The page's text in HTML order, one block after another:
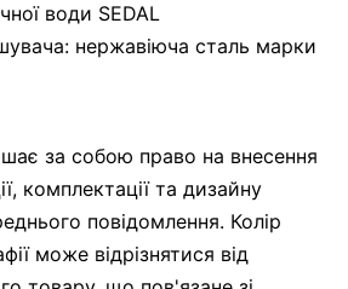
води SEDAL
нержавіюча сталь марки
за собою право на внесення
комплектації та дизайну
повідомлення. Колір
може відрізнятися від